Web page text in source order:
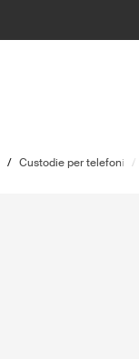
/ Custodie per telefoni /